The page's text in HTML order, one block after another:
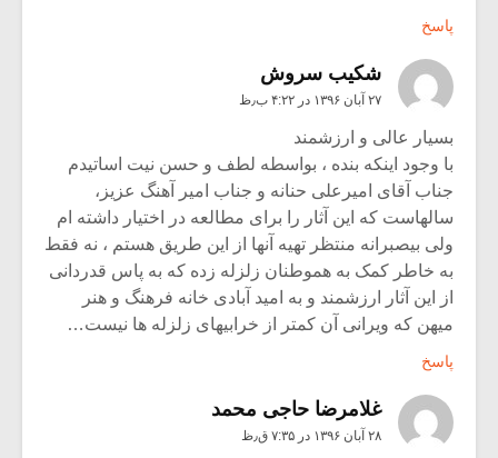
پاسخ
شکیب سروش
۲۷ آبان ۱۳۹۶ در ۴:۲۲ ب٫ظ
بسیار عالی و ارزشمند
با وجود اینکه بنده ، بواسطه لطف و حسن نیت اساتیدم
جناب آقای امیرعلی حنانه و جناب امیر آهنگ عزیز،
سالهاست که این آثار را برای مطالعه در اختیار داشته ام
ولی بیصبرانه منتظر تهیه آنها از این طریق هستم ، نه فقط
به خاطر کمک به هموطنان زلزله زده که به پاس قدردانی
از این آثار ارزشمند و به امید آبادی خانه فرهنگ و هنر
میهن که ویرانی آن کمتر از خرابیهای زلزله ها نیست…
پاسخ
غلامرضا حاجی محمد
۲۸ آبان ۱۳۹۶ در ۷:۳۵ ق٫ظ